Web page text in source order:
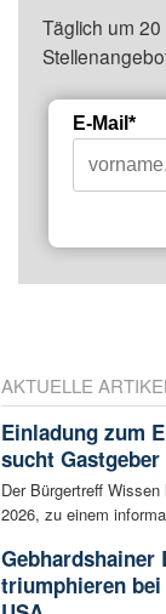
Täglich um
E-Mail*
AKTUELLE
Einladung zum
sucht Gastgeber
Der Bürgertreff
2026, zu einem
Gebhardshainer
triumphieren bei